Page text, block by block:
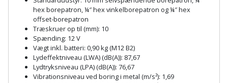
Træ
Vinduer
WinWin
plader
Savbuk
Klippeværktøj
Kombokit
Kompressor
Køkkenudstyr
Lommelygte
hex borepatron, ¼″ hex vinkelborepatron og ¼″ hex
offset-borepatron
Træskruer op til (mm): 10
Spænding: 12 V
Vægt inkl. batteri: 0,90 kg (M12 B2)
Lydeffektniveau (LWA) (dB(A)): 87,67
Lydtryksniveau (LPA) (dB(A)): 76,67
Vibrationsniveau ved boring i metal (m/s²): 1,69